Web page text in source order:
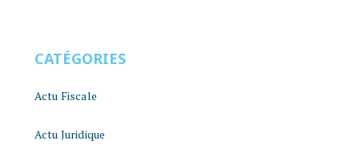
CATÉGORIES
Actu Fiscale
Actu Juridique